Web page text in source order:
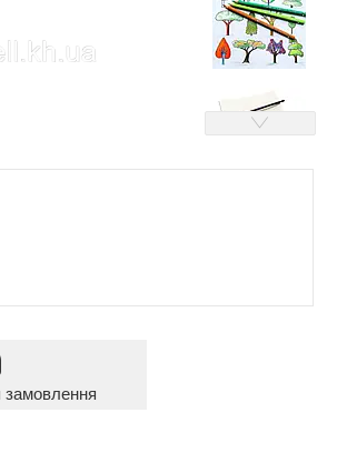
замовлення